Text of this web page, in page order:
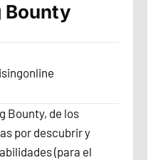
Bounty
Bounty, de los
por descubrir y
(para el